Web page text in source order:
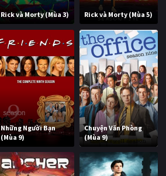
Rick và Morty (Mùa 3) Rick và Morty (Mùa 5)
Những Người Bạn
(Mùa 9)
Chuyện Văn Phòng
(Mùa 9)